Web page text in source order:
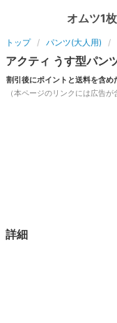
オムツ1
トップ パンツ(大人用)
アクティ うす型パン
割引後にポイントと送料を含め
（本ページのリンクには広告が
詳細